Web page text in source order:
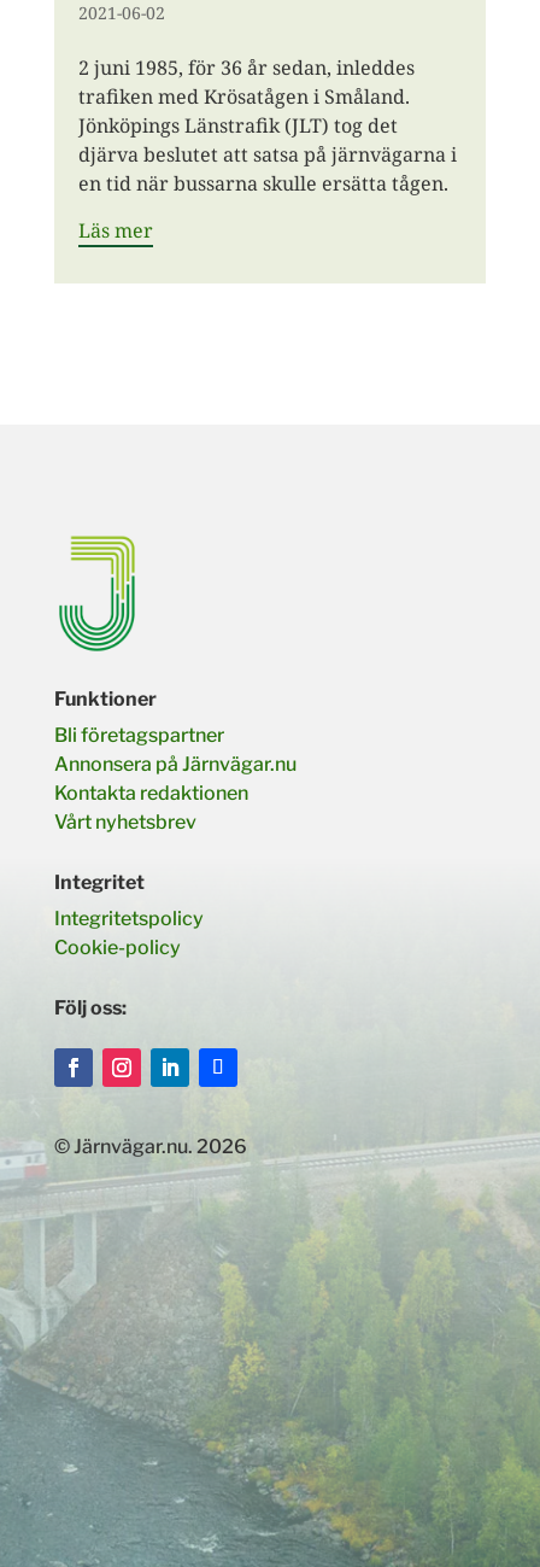
2021-06-02
2 juni 1985, för 36 år sedan, inleddes
trafiken med Krösatågen i Småland.
Jönköpings Länstrafik (JLT) tog det
djärva beslutet att satsa på järnvägarna i
en tid när bussarna skulle ersätta tågen.
Läs mer
Funktioner
Bli företagspartner
Annonsera på Järnvägar.nu
Kontakta redaktionen
Vårt nyhetsbrev
Integritet
Integritetspolicy
Cookie-policy
Följ oss:
© Järnvägar.nu. 2026